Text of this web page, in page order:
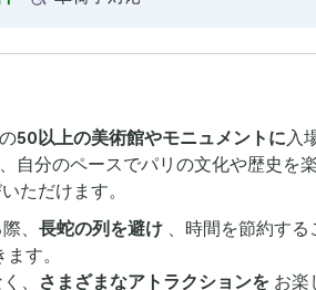
50以上の美術館やモニュメントに入
、自分のペースでパリの文化や歴史を
ただけます。
、 長蛇の列を避け 、時間を節約する
す。
、
さまざまなアトラクションを お楽